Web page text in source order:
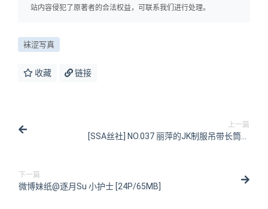
站内容侵犯了原著者的合法权益，可联系我们进行处理。
袜涩写真
收藏 链接
上一篇
[SSA丝社] NO.037 丽萍的JK制服吊带长筒袜
下一篇
微博妹纸@逐月Su 小护士 [24P/65MB]